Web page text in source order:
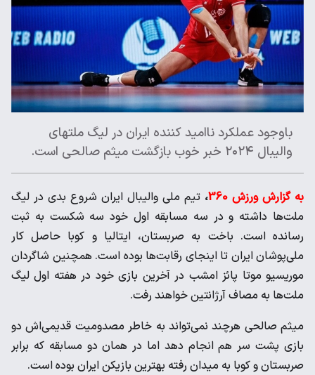
باوجود عملکرد ناامید کننده ایران در لیگ ملتهای
والیبال ۲۰۲۴ خبر خوب بازگشت میثم صالحی است.
به گزارش ورزش 360 ، تیم ملی والیبال ایران شروع بدی در لیگ
ملت‌ها داشته و در سه مسابقه اول خود سه شکست به ثبت
رسانده است. باخت به صربستان، ایتالیا و کوبا حاصل کار
ملی‌پوشان ایران تا اینجای رقابت‌ها بوده است. همچنین شاگردان
موریسیو موتا پائز امشب در آخرین بازی خود در هفته اول لیگ
ملت‌ها به مصاف آرژانتین خواهند رفت.
میثم صالحی هرچند نمی‌تواند به خاطر مصدومیت قدیمی‌اش دو
بازی پشت سر هم انجام دهد اما در همان دو مسابقه که برابر
صربستان و کوبا به میدان رفته بهترین بازیکن ایران بوده است.